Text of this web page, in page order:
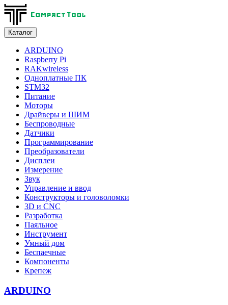
Каталог
ARDUINO
Raspberry Pi
RAKwireless
Одноплатные ПК
STM32
Питание
Моторы
Драйверы и ШИМ
Беспроводные
Датчики
Программирование
Преобразователи
Дисплеи
Измерение
Звук
Управление и ввод
Конструкторы и головоломки
3D и CNC
Разработка
Паяльное
Инструмент
Умный дом
Беспаечные
Компоненты
Крепеж
ARDUINO